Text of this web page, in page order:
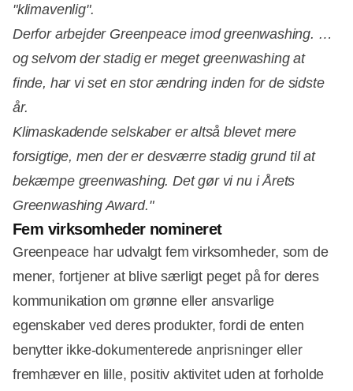
"klimavenlig".
Derfor arbejder Greenpeace imod greenwashing. …
og selvom der stadig er meget greenwashing at
finde, har vi set en stor ændring inden for de sidste
år.
Klimaskadende selskaber er altså blevet mere
forsigtige, men der er desværre stadig grund til at
bekæmpe greenwashing. Det gør vi nu i Årets
Greenwashing Award."
Fem virksomheder nomineret
Greenpeace har udvalgt fem virksomheder, som de
mener, fortjener at blive særligt peget på for deres
kommunikation om grønne eller ansvarlige
egenskaber ved deres produkter, fordi de enten
benytter ikke-dokumenterede anprisninger eller
fremhæver en lille, positiv aktivitet uden at forholde